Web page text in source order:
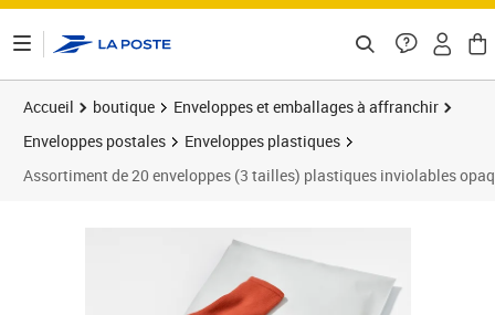
Accueil boutique
Enveloppes et emballages à affranchir
Enveloppes postales
Enveloppes plastiques
Assortiment de 20 enveloppes (3 tailles) plastiques inviolables